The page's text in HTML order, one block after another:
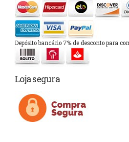
Depósito bancário 7% de desconto para
Loja segura